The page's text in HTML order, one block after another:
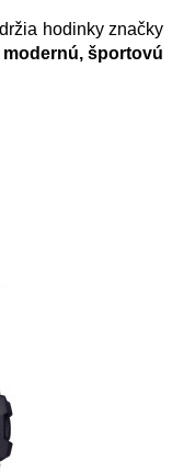
modernú, športovú